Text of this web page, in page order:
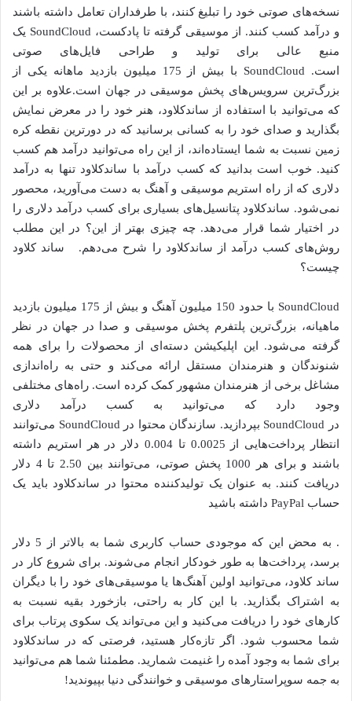
نسخه‌های صوتی خود را تبلیغ کنند، با طرفداران تعامل داشته باشند
و درآمد کسب کنند. از موسیقی گرفته تا پادکست،
SoundCloud یک
منبع عالی برای تولید و طراحی فایل‌های صوتی
است. SoundCloud با بیش از 175 میلیون بازدید ماهانه یکی از
بزرگ‌ترین سرویس‌های پخش موسیقی در جهان است.علاوه بر این
که می‌توانید با استفاده از ساندکلاود، هنر خود را در معرض نمایش
بگذارید و صدای خود را به کسانی برسانید که در دورترین نقطه کره
زمین نسبت به شما ایستاده‌اند، از این راه می‌توانید درآمد هم کسب
کنید. خوب است بدانید که کسب درآمد با ساندکلاود تنها به درآمد
دلاری که از راه استریم موسیقی و آهنگ به دست می‌آورید، محصور
نمی‌شود. ساندکلاود پتانسیل‌های بسیاری برای کسب درآمد دلاری را
در اختیار شما قرار می‌دهد. چه چیزی بهتر از این؟ در این مطلب
روش‌های کسب درآمد از ساندکلاود را شرح می‌دهم. ساند کلاود
چیست؟
SoundCloud با حدود 150 میلیون آهنگ و بیش از 175 میلیون بازدید
ماهیانه، بزرگ‌ترین پلتفرم پخش موسیقی و صدا در جهان در نظر
گرفته می‌شود. این اپلیکیشن دسته‌ای از محصولات را برای همه
شنوندگان و هنرمندان مستقل ارائه می‌کند و حتی به راه‌اندازی
مشاغل برخی از هنرمندان مشهور کمک کرده است. راه‌های مختلفی
وجود دارد که می‌توانید به کسب درآمد دلاری
در SoundCloud بپردازید. سازندگان محتوا در SoundCloud می‌توانند
انتظار پرداخت‌هایی از 0.0025 تا 0.004 دلار در هر استریم داشته
باشند و برای هر 1000 پخش صوتی، می‌توانند بین 2.50 تا 4 دلار
دریافت کنند. به عنوان یک تولیدکننده محتوا در ساندکلاود باید یک
حساب PayPal داشته باشید
. به محض این که موجودی حساب کاربری شما به بالاتر از 5 دلار
برسد، پرداخت‌ها به طور خودکار انجام می‌شوند. برای شروع کار در
ساند کلاود، می‌توانید اولین آهنگ‌ها یا موسیقی‌های خود را با دیگران
به اشتراک بگذارید. با این کار به راحتی، بازخورد بقیه نسبت به
کارهای خود را دریافت می‌کنید و این می‌تواند یک سکوی پرتاب برای
شما محسوب شود. اگر تازه‌کار هستید، فرصتی که در ساندکلاود
برای شما به وجود آمده را غنیمت شمارید. مطمئنا شما هم می‌توانید
به جمه سوپراستارهای موسیقی و خوانندگی دنیا بپیوندید!